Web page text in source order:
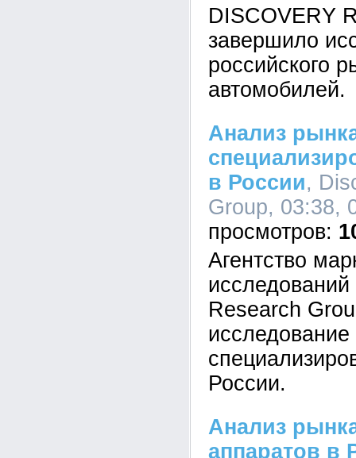
DISCOVERY
завершило
российского
автомобилей.
Анализ
в России,
Group, 03:38,
Агентство
Research
России.
Анализ
аппаратов в